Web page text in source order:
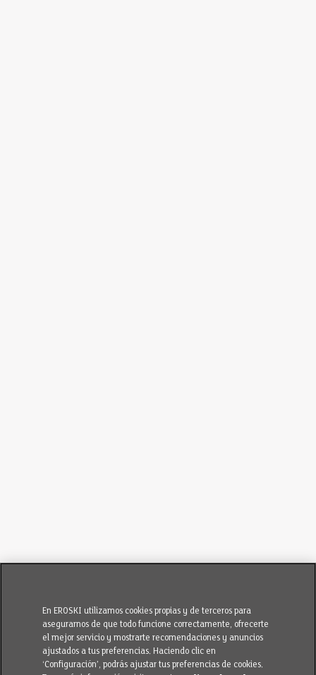
En EROSKI utilizamos cookies propias y de terceros para
asegurarnos de que todo funcione correctamente, ofrecerte
el mejor servicio y mostrarte recomendaciones y anuncios
ajustados a tus preferencias. Haciendo clic en
‘Configuración’, podrás ajustar tus preferencias de cookies.